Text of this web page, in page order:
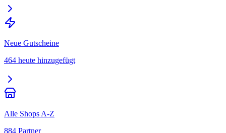
Neue Gutscheine
464 heute hinzugefügt
Alle Shops A-Z
884 Partner